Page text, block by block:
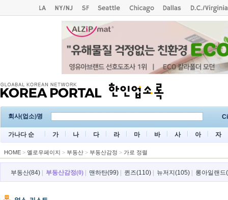
회사(업소)명
가나다 순 가 나 다 라 마 바 사 아 자
HOME > 옐로우페이지 > 부동산 > 부동산감정 > 가로 정렬
부동산(84) 부동산감정(0) 맨하탄(99) 퀸즈(110) 뉴저지(105) 롱아일랜드